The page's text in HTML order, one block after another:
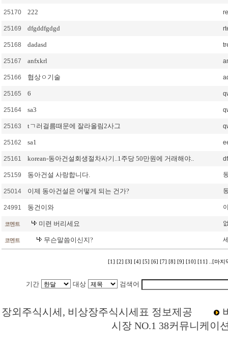
25170 222
25169 dfgddfgdgd
25168 dadasd
25167 anfxkrl
25166 협상ㅇ기술
25165 6
25164 sa3
25163 tㄱ러걸름때문에 잘라올림2사그
25162 sa1
25161 korean-동아건설회생절차사기..1주당 50만원에 거래해야..
25159 동아건설 사랑합니다.
25014 이제 동아건설은 어떻게 되는 건가?
24991 동건이와
코멘트 미련 버리세요
코멘트 무슨말씀이신지?
[1] [2] [3] [4] [5] [6] [7] [8] [9] [10] [11] ..[마지
기간 대상 검색어
장외주식시세, 비상장주식시세표 정보제공
시장 NO.1 38커뮤니케이